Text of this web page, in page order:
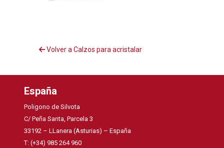
Volver a Calzos para acristalar
España
Poligono de Silvota
C/ Peña Santa, Parcela 3
33192 – LLanera (Asturias) – España
T: (+34) 985 264 960